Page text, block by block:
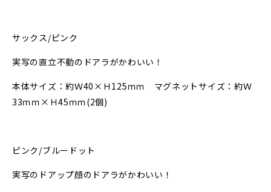
サックス/ピンク
実写の直立不動のドアラがかわいい！
本体サイズ：約Ｗ40× Ｈ125ｍｍ マグネットサイズ：約Ｗ
33ｍｍ × Ｈ45ｍｍ(2個)
ピンク /ブルードット
実写のドアップ顔のドアラがかわいい！